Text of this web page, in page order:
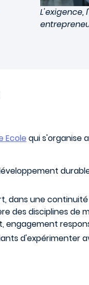
L'exigence,
Ecole qui s'organise
dans une
des disciplines de
engagement
d'expérimenter